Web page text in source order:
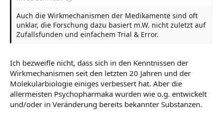
Auch die Wirkmechanismen der Medikamente sind oft
unklar, die Forschung dazu basiert m.W. nicht zuletzt auf
Zufallsfunden und einfachem Trial & Error.
Ich bezweifle nicht, dass sich in den Kenntnissen der
Wirkmechanismen seit den letzten 20 Jahren und der
Molekularbiologie einiges verbessert hat. Aber die
allermeisten Psychopharmaka wurden wie o.g. entwickelt
und/oder in Veränderung bereits bekannter Substanzen.